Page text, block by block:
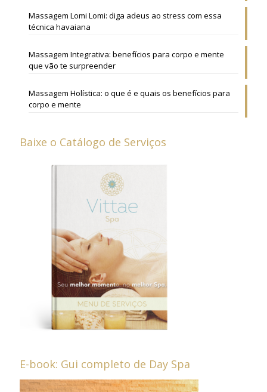
Massagem Lomi Lomi: diga adeus ao stress com essa
técnica havaiana
Massagem Integrativa: benefícios para corpo e mente
que vão te surpreender
Massagem Holística: o que é e quais os benefícios para
corpo e mente
Baixe o Catálogo de Serviços
E-book: Gui completo de Day Spa